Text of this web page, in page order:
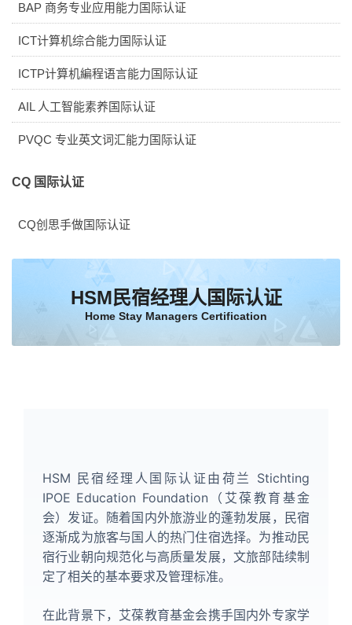
BAP 商务专业应用能力国际认证
ICT计算机综合能力国际认证
ICTP计算机編程语言能力国际认证
AIL 人工智能素养国际认证
PVQC 专业英文词汇能力国际认证
CQ 国际认证
CQ创思手做国际认证
HSM民宿经理人国际认证
Home Stay Managers Certification
HSM 民宿经理人国际认证由荷兰 Stichting
IPOE Education Foundation（艾葆教育基金
会）发证。随着国内外旅游业的蓬勃发展，民宿
逐渐成为旅客与国人的热门住宿选择。为推动民
宿行业朝向规范化与高质量发展，文旅部陆续制
定了相关的基本要求及管理标准。
在此背景下，艾葆教育基金会携手国内外专家学